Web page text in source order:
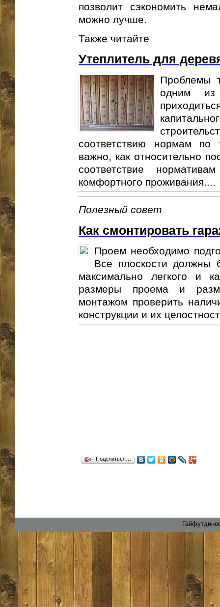
позволит сэкономить
можно лучше.
Также читайте
Утеплитель для
Проблемы
одним из
соответствию нормам по
важно, как относительно
соответствие
комфортного проживания....
Полезный совет
Как смонтировать
Проем необходимо
Все плоскости должны
максимально легкого и
размеры проема и
монтажом проверить
конструкции и их
Поделиться…